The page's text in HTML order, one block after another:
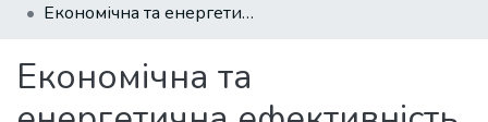
All of DSpace
Економічна та енергетична ефективність застосування дефекату на чорноземі опідзоленому
Економічна та